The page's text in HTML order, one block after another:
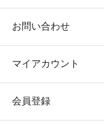
お問い合わせ
マイアカウント
会員登録